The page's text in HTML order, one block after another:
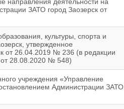
ЗАТО город Заозерск от
культуры, спорта и
утвержденное
от 26.04.2019 № 236 (в редакции
от 28.08.2020 № 548)
учреждения «Управление
Администрации ЗАТО